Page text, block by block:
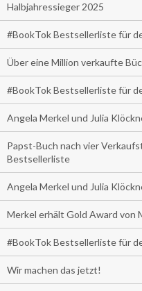
Halbjahressieger 2025
#BookTok Bestsellerliste für
Über eine Million verkaufte
#BookTok Bestsellerliste für
Angela Merkel und Julia
Papst-Buch nach vier
Bestsellerliste
Angela Merkel und Julia
Merkel erhält Gold Award von
#BookTok Bestsellerliste für
Wir machen das jetzt!